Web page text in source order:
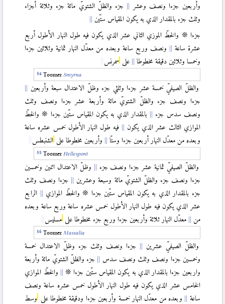
وأربعين جزءا ونصف وعشر
جزء والظلّ الشتويّ مائة جزء وثلاثة أجزاء
وثلث جزء بالمقدار الذي به يكون المقياس ستّين
جزءا ❊ والخطّ الموزي الثاني عشر الذي يكون فيه طول النهار الأطول أربع
عشرة ساعة
ونصف وربع ساعة وبعده من معدّل النهار ثمانية وثلاثين جزءا
وخمسا وثلاثين دقيقة مخطوطا
على سمرنس
ToomerSmyrna
والظلّ الصيفيّ خمسة عشر جزءا وثلثي جزء وظلّ الاعتدال سبعة وأربعين
جزءا ونصف جزء والظلّ الشتويّ مائة وأربعة عشر جزءا ونصف وثلث
ونصف سدس جزء
بالمقدار الذي به يكون المقياس ستّين جزءا ❊ والخطّ
الموازي الثالث عشر الذي يكون
فيه طول النهار الأطول خمس عشره ساعة
وبعده من معدّل النهار أربعين جزءا وستّا
وأربعين مخطوطا على الشنبطس
ToomerHellespont
والظلّ الصيفيّ ثمانية عشر جزءا ونصف جزء
وظلّ الاعتدال اثنين وخمسين
جزءا ونصف جزء والظلّ الشتويّ مائة وسبعة وعشرين
جزءا ونصف وثلث
جزء بالمقدار الذي به يكون المقياس ستّين جزءا ❊ والخطّ الموازي
الرابع
عشر الذي يكون فيه طول النهار الأطول خمس عشره ساعة وربع ساعة وبعده
من
معدّل النهار ثلاثة وأربعين جزءا وربع جزء مخطوطا على مسليس
ToomerMassalia
والظلّ الصيفيّ عشرين
جزءا ونصف وثلث جزء وظلّ الاعتدال خمسة
وخمسين جزءا ونصف وثلث ونصف سدس
جزء والظلّ الشتويّ مائة وأربعة
واربعين جزءا بالمقدار الذي به يكون المقياس ستّين جزءا ❊
والخطّ الموازي
الخامس عشر الذي يكون فيه طول النهار الأطول خمس عشره ساعة ونصف
ساعة
وبعده من معدّل النهار خمسة وأربعين جزءا ودقيقة مخطوطا على
وسط